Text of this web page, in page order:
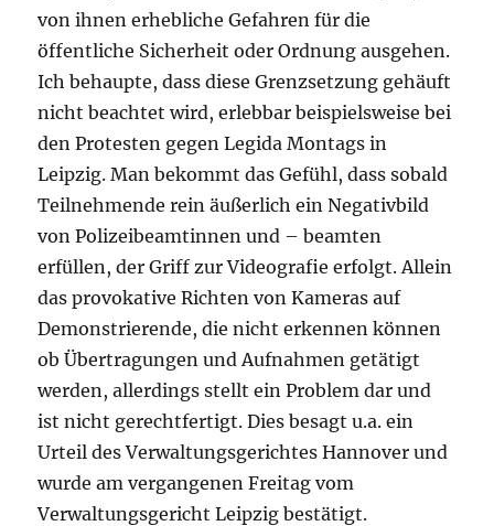
von ihnen erhebliche Gefahren für die
öffentliche Sicherheit oder Ordnung ausgehen.
Ich behaupte, dass diese Grenzsetzung gehäuft
nicht beachtet wird, erlebbar beispielsweise bei
den Protesten gegen Legida Montags in
Leipzig. Man bekommt das Gefühl, dass sobald
Teilnehmende rein äußerlich ein Negativbild
von Polizeibeamtinnen und – beamten
erfüllen, der Griff zur Videografie erfolgt. Allein
das provokative Richten von Kameras auf
Demonstrierende, die nicht erkennen können
ob Übertragungen und Aufnahmen getätigt
werden, allerdings stellt ein Problem dar und
ist nicht gerechtfertigt. Dies besagt u.a. ein
Urteil des Verwaltungsgerichtes Hannover und
wurde am vergangenen Freitag vom
Verwaltungsgericht Leipzig bestätigt.